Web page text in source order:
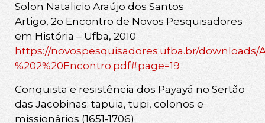
Solon Natalicio Araújo dos Santos
Artigo, 2o Encontro de Novos Pesquisadores
em História – Ufba, 2010
https://novospesquisadores.ufba.br/downloads/
%202%20Encontro.pdf#page=19
Conquista e resistência dos Payayá no Sertão
das Jacobinas: tapuia, tupi, colonos e
missionários (1651-1706)